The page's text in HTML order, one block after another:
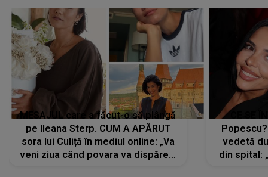
MESAJUL care a făcut-o să plângă
pe Ileana Sterp. CUM A APĂRUT
sora lui Culiță în mediul online: „Va
veni ziua când povara va dispărea,
vedetă
din spital: